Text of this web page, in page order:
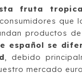
fruta
que
productos
español se
, debido
mercado